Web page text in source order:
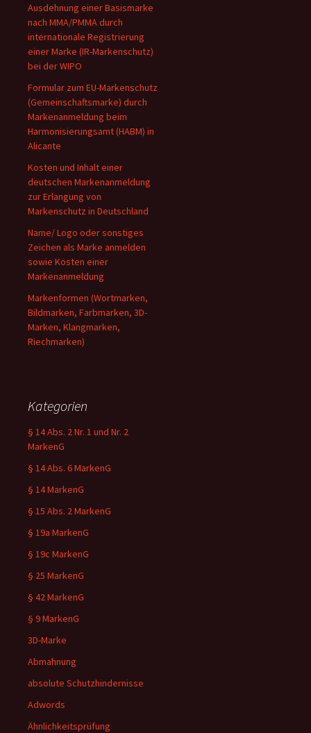
Ausdehnung einer Basismarke
nach MMA/PMMA durch
internationale Registrierung
einer Marke (IR-Markenschutz)
bei der WIPO
Formular zum EU-Markenschutz
(Gemeinschaftsmarke) durch
Markenanmeldung beim
Harmonisierungsamt (HABM) in
Alicante
Kosten und Inhalt einer
deutschen Markenanmeldung
zur Erlangung von
Markenschutz in Deutschland
Name/ Logo oder sonstiges
Zeichen als Marke anmelden
sowie Kosten einer
Markenanmeldung
Markenformen (Wortmarken,
Bildmarken, Farbmarken, 3D-
Marken, Klangmarken,
Riechmarken)
Kategorien
§ 14 Abs. 2 Nr. 1 und Nr. 2
MarkenG
§ 14 Abs. 6 MarkenG
§ 14 MarkenG
§ 15 Abs. 2 MarkenG
§ 19a MarkenG
§ 19c MarkenG
§ 25 MarkenG
§ 42 MarkenG
§ 9 MarkenG
3D-Marke
Abmahnung
absolute Schutzhindernisse
Adwords
Ähnlichkeitsprüfung